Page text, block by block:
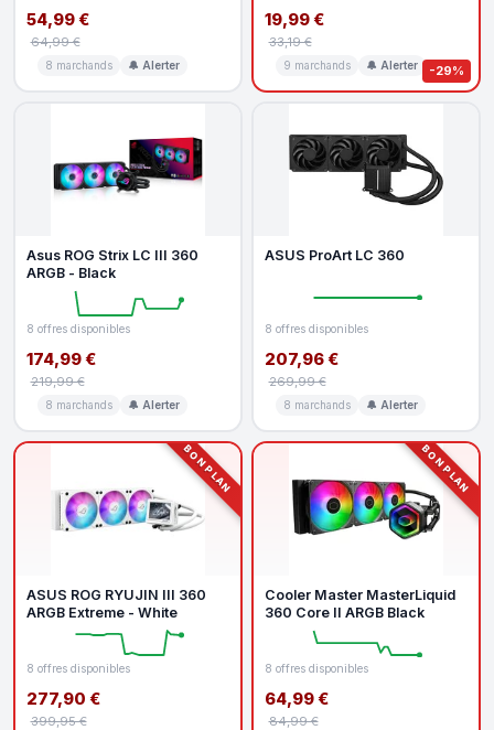
54,99 €
64,99 €
8 marchands 🔔 Alerter -29%
19,99 €
33,19 €
9 marchands 🔔 Alerter
Asus ROG Strix LC III 360
ARGB - Black
8 offres disponibles
174,99 €
219,99 €
8 marchands 🔔 Alerter
ASUS ProArt LC 360
8 offres disponibles
207,96 €
269,99 €
8 marchands 🔔 Alerter
BON PLAN
ASUS ROG RYUJIN III 360
ARGB Extreme - White
8 offres disponibles
277,90 €
399,95 €
BON PLAN
Cooler Master MasterLiquid
360 Core II ARGB Black
8 offres disponibles
64,99 €
84,99 €